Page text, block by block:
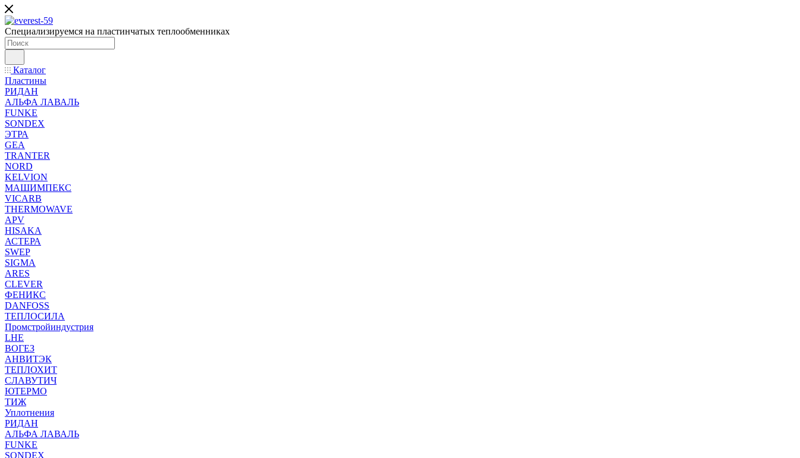
Специализируемся на пластинчатых теплообменниках
Каталог
Пластины
РИДАН
АЛЬФА ЛАВАЛЬ
FUNKE
SONDEX
ЭТРА
GEA
TRANTER
NORD
KELVION
МАШИМПЕКС
VICARB
THERMOWAVE
APV
HISAKA
АСТЕРА
SWEP
SIGMA
ARES
CLEVER
ФЕНИКС
DANFOSS
ТЕПЛОСИЛА
Промстройиндустрия
LHE
ВОГЕЗ
АНВИТЭК
ТЕПЛОХИТ
СЛАВУТИЧ
ЮТЕРМО
ТИЖ
Уплотнения
РИДАН
АЛЬФА ЛАВАЛЬ
FUNKE
SONDEX